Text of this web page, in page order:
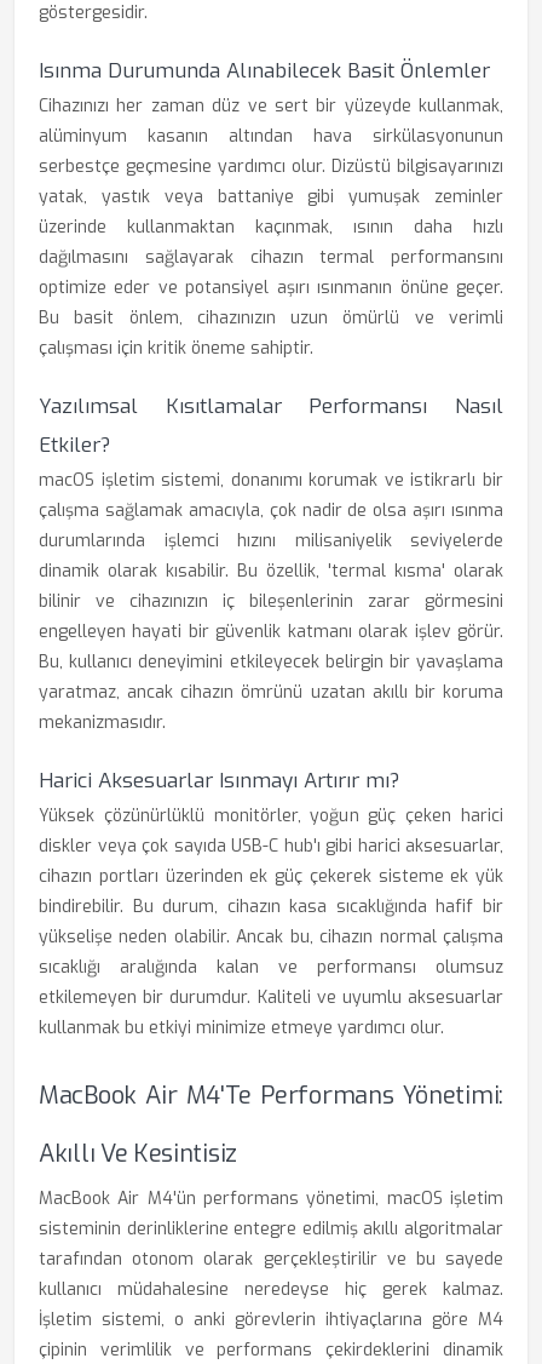
göstergesidir.
Isınma Durumunda Alınabilecek Basit Önlemler
Cihazınızı her zaman düz ve sert bir yüzeyde kullanmak,
alüminyum kasanın altından hava sirkülasyonunun
serbestçe geçmesine yardımcı olur. Dizüstü bilgisayarınızı
yatak, yastık veya battaniye gibi yumuşak zeminler
üzerinde kullanmaktan kaçınmak, ısının daha hızlı
dağılmasını sağlayarak cihazın termal performansını
optimize eder ve potansiyel aşırı ısınmanın önüne geçer.
Bu basit önlem, cihazınızın uzun ömürlü ve verimli
çalışması için kritik öneme sahiptir.
Yazılımsal Kısıtlamalar Performansı Nasıl
Etkiler?
macOS işletim sistemi, donanımı korumak ve istikrarlı bir
çalışma sağlamak amacıyla, çok nadir de olsa aşırı ısınma
durumlarında işlemci hızını milisaniyelik seviyelerde
dinamik olarak kısabilir. Bu özellik, 'termal kısma' olarak
bilinir ve cihazınızın iç bileşenlerinin zarar görmesini
engelleyen hayati bir güvenlik katmanı olarak işlev görür.
Bu, kullanıcı deneyimini etkileyecek belirgin bir yavaşlama
yaratmaz, ancak cihazın ömrünü uzatan akıllı bir koruma
mekanizmasıdır.
Harici Aksesuarlar Isınmayı Artırır mı?
Yüksek çözünürlüklü monitörler, yoğun güç çeken harici
diskler veya çok sayıda USB-C hub'ı gibi harici aksesuarlar,
cihazın portları üzerinden ek güç çekerek sisteme ek yük
bindirebilir. Bu durum, cihazın kasa sıcaklığında hafif bir
yükselişe neden olabilir. Ancak bu, cihazın normal çalışma
sıcaklığı aralığında kalan ve performansı olumsuz
etkilemeyen bir durumdur. Kaliteli ve uyumlu aksesuarlar
kullanmak bu etkiyi minimize etmeye yardımcı olur.
MacBook Air M4'te Performans Yönetimi:
Akıllı Ve Kesintisiz
MacBook Air M4'ün performans yönetimi, macOS işletim
sisteminin derinliklerine entegre edilmiş akıllı algoritmalar
tarafından otonom olarak gerçekleştirilir ve bu sayede
kullanıcı müdahalesine neredeyse hiç gerek kalmaz.
İşletim sistemi, o anki görevlerin ihtiyaçlarına göre M4
çipinin verimlilik ve performans çekirdeklerini dinamik